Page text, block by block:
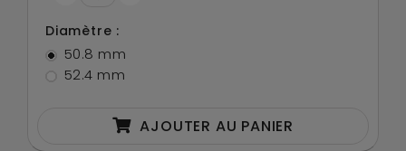
Diamètre :
50.8 mm
52.4 mm
AJOUTER AU PANIER